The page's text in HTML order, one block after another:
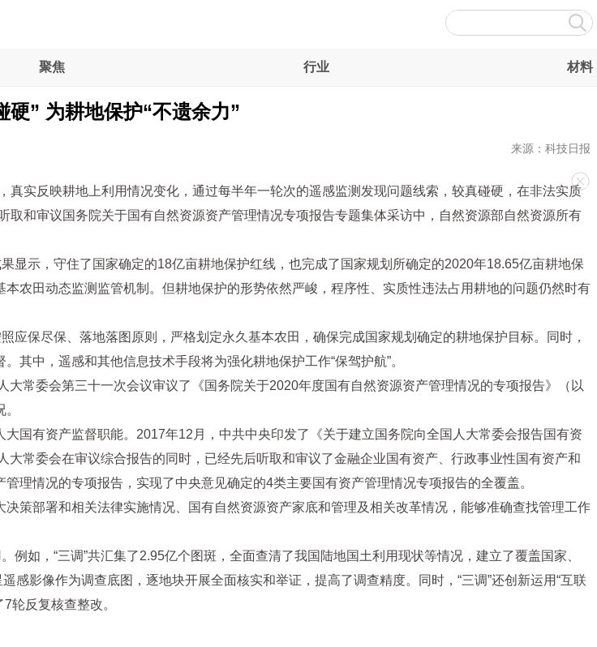
聚焦 行业 材料
硬” 为耕地保护“不遗余力”
来源：科技日报
实反映耕地上利用情况变化，通过每半年一轮次的遥感监测发现问题线索，较真碰硬，在非法实质
和审议国务院关于国有自然资源资产管理情况专项报告专题集体采访中，自然资源部自然资源所有
显示，守住了国家确定的18亿亩耕地保护红线，也完成了国家规划所确定的2020年18.65亿亩耕地保
农田动态监测监管机制。但耕地保护的形势依然严峻，程序性、实质性违法占用耕地的问题仍然时有
应保尽保、落地落图原则，严格划定永久基本农田，确保完成国家规划确定的耕地保护目标。同时，
其中，遥感和其他信息技术手段将为强化耕地保护工作“保驾护航”。
常委会第三十一次会议审议了《国务院关于2020年度国有自然资源资产管理情况的专项报告》（以
国有资产监督职能。2017年12月，中共中央印发了《关于建立国务院向全国人大常委会报告国有资
常委会在审议综合报告的同时，已经先后听取和审议了金融企业国有资产、行政事业性国有资产和
理情况的专项报告，实现了中央意见确定的4类主要国有资产管理情况专项报告的全覆盖。
策部署和相关法律实施情况、国有自然资源资产家底和管理及相关改革情况，能够准确查找管理工作
如，“三调”共汇集了2.95亿个图斑，全面查清了我国陆地国土利用现状等情况，建立了覆盖国家、
感影像作为调查底图，逐地块开展全面核实和举证，提高了调查精度。同时，“三调”还创新运用“互联
轮反复核查整改。